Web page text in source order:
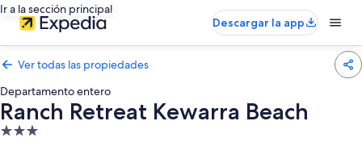
Ir a la sección principal
Descargar la app
Ver todas las propiedades
Departamento entero
Ranch Retreat Kewarra Beach
Propiedad